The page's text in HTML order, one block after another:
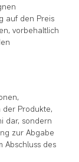
auf den Preis
vorbehaltlich
Produkte,
dar, sondern
zur Abgabe
Abschluss des